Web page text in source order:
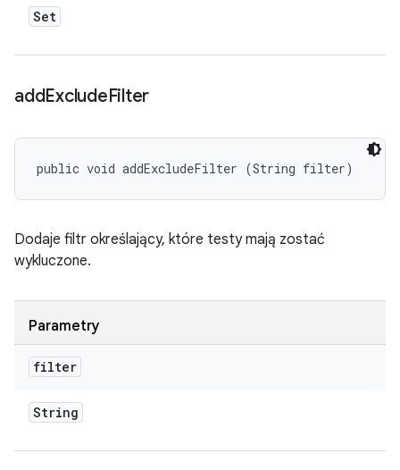
Set
addExcludeFilter
public void addExcludeFilter (String filter)
Dodaje filtr określający, które testy mają zostać
wykluczone.
Parametry
filter
String